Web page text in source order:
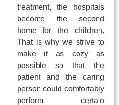
treatment, the hospitals
become the second
home for the children.
That is why we strive to
make it as cozy as
possible so that the
patient and the caring
person could comfortably
perform certain